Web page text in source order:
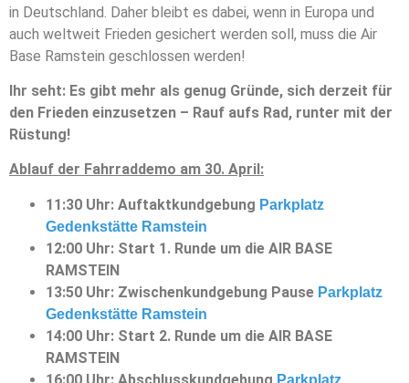
in Deutschland. Daher bleibt es dabei, wenn in Europa und
auch weltweit Frieden gesichert werden soll, muss die Air
Base Ramstein geschlossen werden!
Ihr seht: Es gibt mehr als genug Gründe, sich derzeit für
den Frieden einzusetzen – Rauf aufs Rad, runter mit der
Rüstung!
Ablauf der Fahrraddemo am 30. April:
11:30 Uhr: Auftaktkundgebung Parkplatz
Gedenkstätte Ramstein
12:00 Uhr: Start 1. Runde um die AIR BASE
RAMSTEIN
13:50 Uhr: Zwischenkundgebung Pause Parkplatz
Gedenkstätte Ramstein
14:00 Uhr: Start 2. Runde um die AIR BASE
RAMSTEIN
Parkplatz